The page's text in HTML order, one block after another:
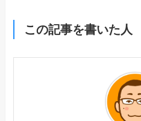
この記事を書いた人